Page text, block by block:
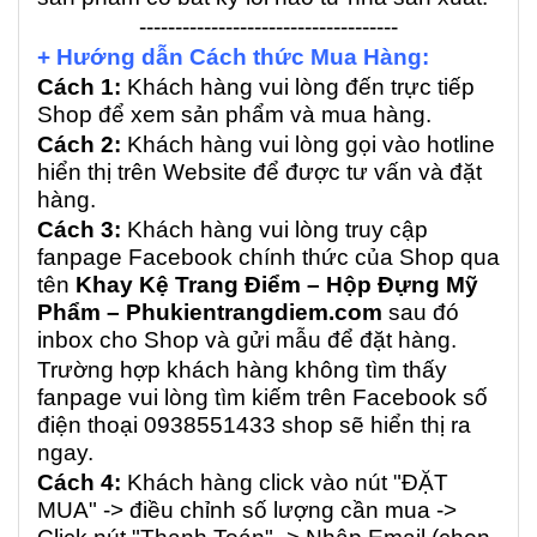
------------------------------------
+ Hướng dẫn Cách thức Mua Hàng:
Cách 1: Khách hàng vui lòng đến trực tiếp
Shop để xem sản phẩm và mua hàng.
Cách 2: Khách hàng vui lòng gọi vào hotline
hiển thị trên Website để được tư vấn và đặt
hàng.
Cách 3: Khách hàng vui lòng truy cập
fanpage Facebook chính thức của Shop qua
tên Khay Kệ Trang Điểm – Hộp Đựng Mỹ
Phẩm – Phukientrangdiem.com sau đó
inbox cho Shop và gửi mẫu để đặt hàng.
Trường hợp khách hàng không tìm thấy
fanpage vui lòng tìm kiếm trên Facebook số
điện thoại 0938551433 shop sẽ hiển thị ra
ngay.
Cách 4: Khách hàng click vào nút "ĐẶT
MUA" -> điều chỉnh số lượng cần mua ->